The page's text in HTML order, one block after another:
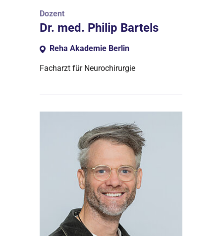
Dozent
Dr. med. Philip Bartels
Reha Akademie Berlin
Facharzt für Neurochirurgie